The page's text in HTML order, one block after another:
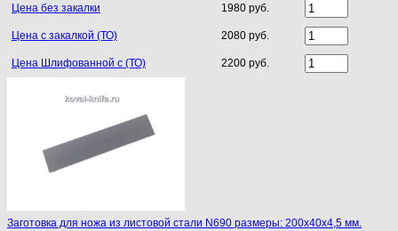
Цена без закалки
1980 руб.
Цена с закалкой (ТО) 2080 руб.
Цена Шлифованной с (ТО) 2200 руб.
Заготовка для ножа из листовой стали N690 размеры: 200х40х4,5 мм.